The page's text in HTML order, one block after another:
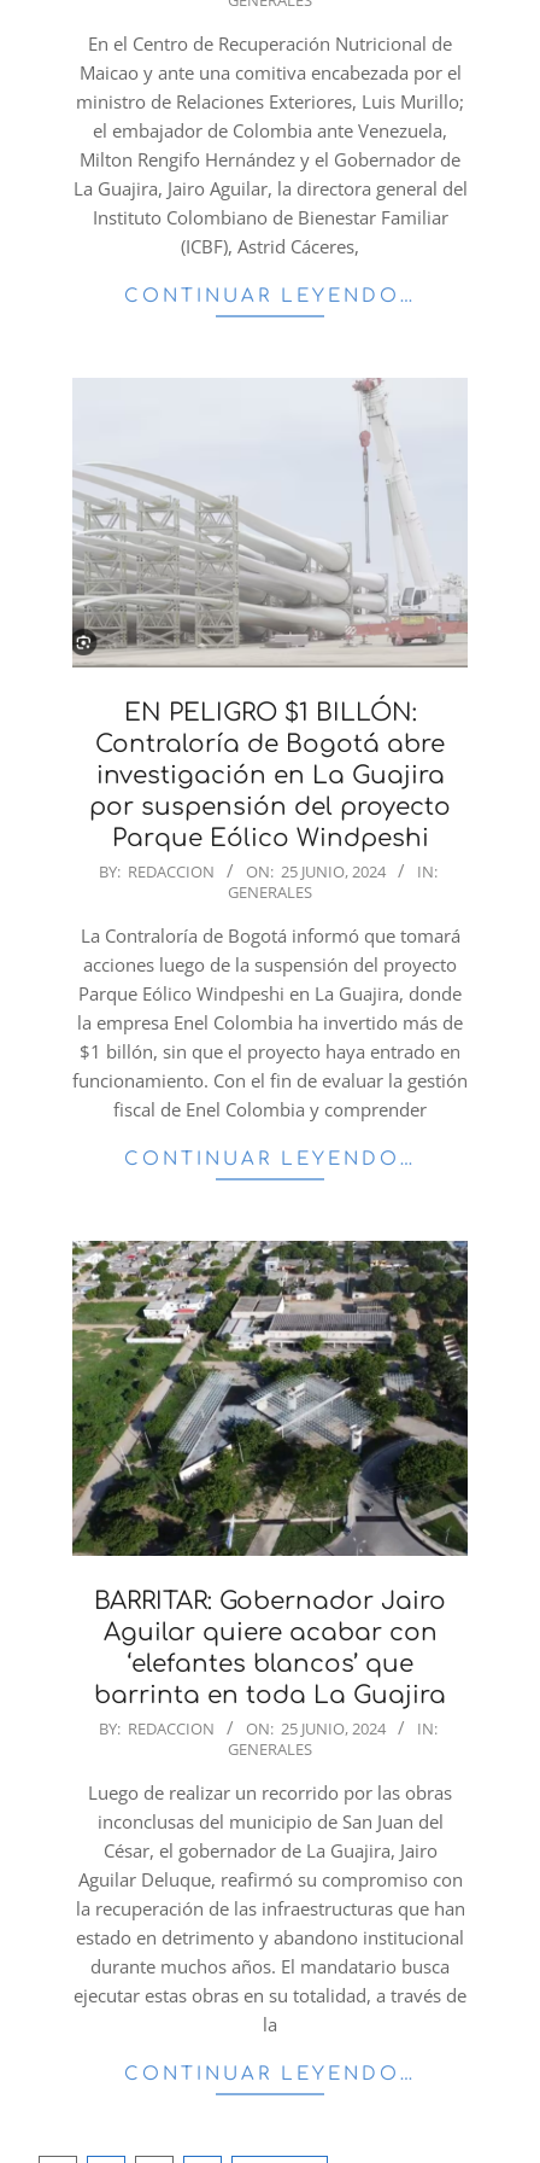
25En el Centro de Recuperación Nutricional de
Maicao y ante una comitiva encabezada por el
ministro de Relaciones Exteriores, Luis Murillo;
el embajador de Colombia ante Venezuela,
Milton Rengifo Hernández y el Gobernador de
La Guajira, Jairo Aguilar, la directora general del
Instituto Colombiano de Bienestar Familiar
(ICBF), Astrid Cáceres,
CONTINUAR LEYENDO…
EN PELIGRO $1 BILLÓN:
Contraloría de Bogotá abre
investigación en La Guajira
por suspensión del proyecto
Parque Eólico Windpeshi
2024-
25
BY: REDACCION ON: 25 JUNIO, 2024
IN:
GENERALES
La Contraloría de Bogotá informó que tomará
acciones luego de la suspensión del proyecto
Parque Eólico Windpeshi en La Guajira, donde
la empresa Enel Colombia ha invertido más de
$1 billón, sin que el proyecto haya entrado en
funcionamiento. Con el fin de evaluar la gestión
fiscal de Enel Colombia y comprender
CONTINUAR LEYENDO…
BARRITAR: Gobernador Jairo
Aguilar quiere acabar con
‘elefantes blancos’ que
barrinta en toda La Guajira
2024-
25
BY: REDACCION ON: 25 JUNIO, 2024
IN:
GENERALES
Luego de realizar un recorrido por las obras
inconclusas del municipio de San Juan del
César, el gobernador de La Guajira, Jairo
Aguilar Deluque, reafirmó su compromiso con
la recuperación de las infraestructuras que han
estado en detrimento y abandono institucional
durante muchos años. El mandatario busca
ejecutar estas obras en su totalidad, a través de
la
CONTINUAR LEYENDO…